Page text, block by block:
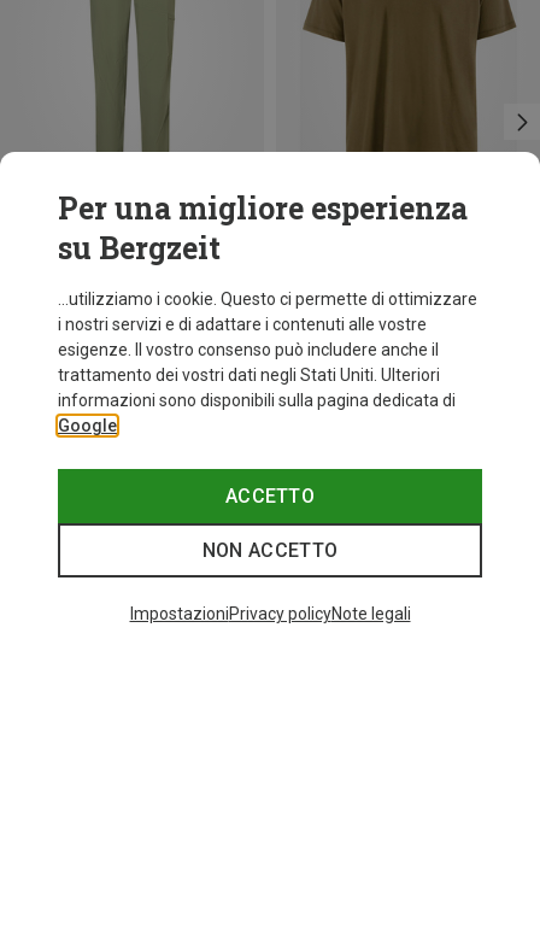
Risparmi 38%
Per una migliore esperienza
su Bergzeit
...utilizziamo i cookie. Questo ci permette di ottimizzare
i nostri servizi e di adattare i contenuti alle vostre
esigenze. Il vostro consenso può includere anche il
trattamento dei vostri dati negli Stati Uniti. Ulteriori
informazioni sono disponibili sulla pagina dedicata di
Google
ACCETTO
NON ACCETTO
ImpostazioniPrivacy policyNote legali